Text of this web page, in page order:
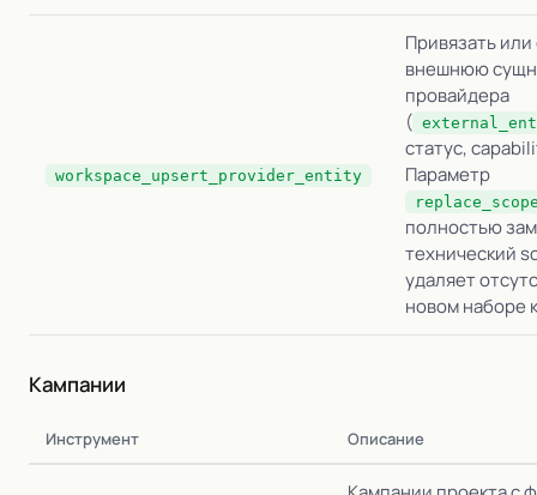
workspace_upsert_provider_entity
Привязать
внешнюю
провайдера
(
статус,
Параметр
полностью
технический
удаляет
новом наборе
Кампании
Инструмент Описание